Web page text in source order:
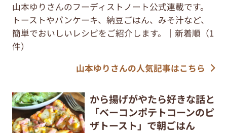
山本ゆりさんのフーディストノート公式連載です。
トーストやパンケーキ、納豆ごはん、みそ汁など、
簡単でおいしいレシピをご紹介します。｜新着順（1
件）
山本ゆりさんの人気記事はこちら
から揚げがやたら好きな話と
「ベーコンポテトコーンのピ
ザトースト」で朝ごはん